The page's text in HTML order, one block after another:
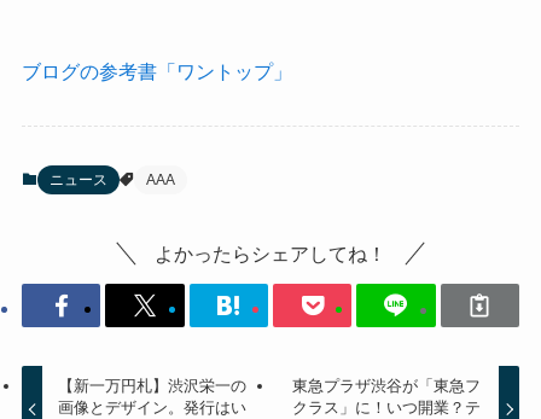
ブログの参考書「ワントップ」
ニュース AAA
よかったらシェアしてね！
【新一万円札】渋沢栄一の
画像とデザイン。発行はい
東急プラザ渋谷が「東急フ
クラス」に！いつ開業？テ